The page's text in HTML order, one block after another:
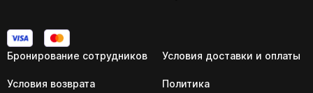
Бронирование сотрудников Условия доставки и оплаты
Условия возврата
Политика